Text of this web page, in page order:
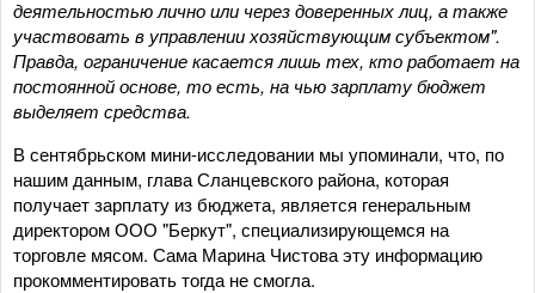
деятельностью лично или через доверенных лиц, а также
участвовать в управлении хозяйствующим субъектом".
Правда, ограничение касается лишь тех, кто работает на
постоянной основе, то есть, на чью зарплату бюджет
выделяет средства.
В сентябрьском мини-исследовании мы упоминали, что, по
нашим данным, глава Сланцевского района, которая
получает зарплату из бюджета, является генеральным
директором ООО "Беркут", специализирующемся на
торговле мясом. Сама Марина Чистова эту информацию
прокомментировать тогда не смогла.